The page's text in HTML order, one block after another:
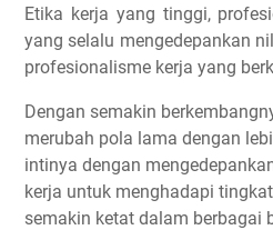
Etika kerja yang tinggi,
yang selalu mengedepankan
profesionalisme kerja yang
Dengan semakin
merubah pola lama dengan
intinya dengan
kerja untuk menghadapi
semakin ketat dalam berbagai